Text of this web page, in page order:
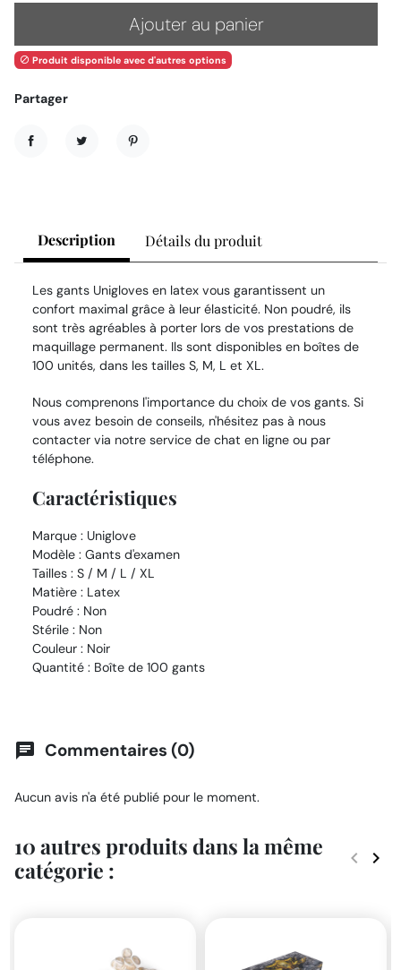
Ajouter au panier
 Produit disponible avec d'autres options
Partager
Description Détails du produit
Les gants Unigloves en latex vous garantissent un
confort maximal grâce à leur élasticité. Non poudré, ils
sont très agréables à porter lors de vos prestations de
maquillage permanent. Ils sont disponibles en boîtes de
100 unités, dans les tailles S, M, L et XL.
Nous comprenons l'importance du choix de vos gants. Si
vous avez besoin de conseils, n'hésitez pas à nous
contacter via notre service de chat en ligne ou par
téléphone.
Caractéristiques
Marque : Uniglove
Modèle : Gants d'examen
Tailles : S / M / L / XL
Matière : Latex
Poudré : Non
Stérile : Non
Couleur : Noir
Quantité : Boîte de 100 gants
chat Commentaires (0)
Aucun avis n'a été publié pour le moment.
10 autres produits dans la même
catégorie :
keyboard_arrow_left keyboard_arrow_right